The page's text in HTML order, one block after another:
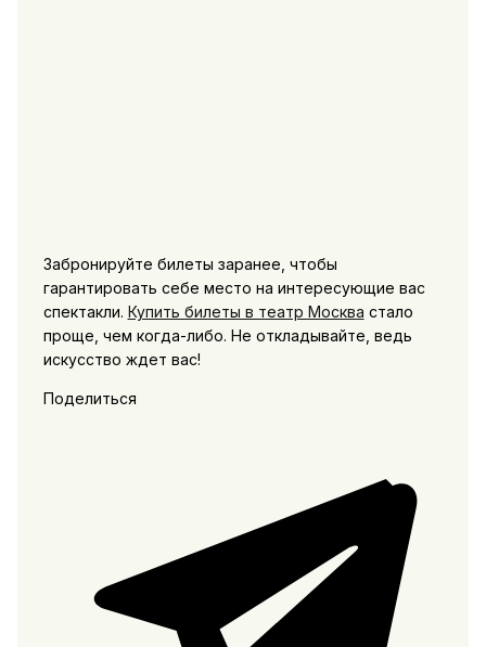
Забронируйте билеты заранее, чтобы
гарантировать себе место на интересующие вас
спектакли. Купить билеты в театр Москва стало
проще, чем когда-либо. Не откладывайте, ведь
искусство ждет вас!
Поделиться